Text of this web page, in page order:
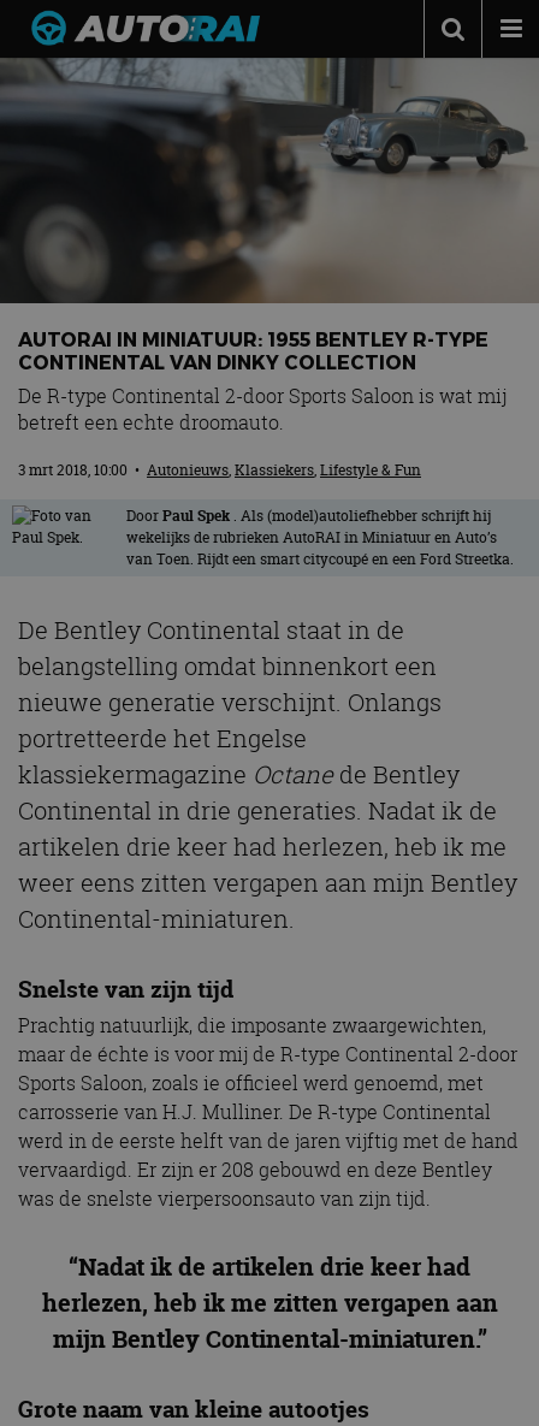
Autonieuws
Podcast
Automerken
Contact
MotorRAI.nl
AUTORAI IN MINIATUUR: 1955 BENTLEY R-TYPE
CONTINENTAL VAN DINKY COLLECTION
De R-type Continental 2-door Sports Saloon is wat mij
betreft een echte droomauto.
3 mrt 2018, 10:00 • Autonieuws,Klassiekers,Lifestyle & Fun
DoorPaul Spek . Als (model)autoliefhebber schrijft hij
wekelijks de rubrieken AutoRAI in Miniatuur en Auto’s
van Toen. Rijdt een smart citycoupé en een Ford Streetka.
De Bentley Continental staat in de
belangstelling omdat binnenkort een
nieuwe generatie verschijnt. Onlangs
portretteerde het Engelse
klassiekermagazine Octanede Bentley
Continental in drie generaties. Nadat ik de
artikelen drie keer had herlezen, heb ik me
weer eens zitten vergapen aan mijn Bentley
Continental-miniaturen.
Snelste van zijn tijd
Prachtig natuurlijk, die imposante zwaargewichten,
maar de échte is voor mij de R-type Continental 2-door
Sports Saloon, zoals ie officieel werd genoemd, met
carrosserie van H.J. Mulliner. De R-type Continental
werd in de eerste helft van de jaren vijftig met de hand
vervaardigd. Er zijn er 208 gebouwd en deze Bentley
was de snelste vierpersoonsauto van zijn tijd.
“Nadat ik de artikelen drie keer had
herlezen, heb ik me zitten vergapen aan
mijn Bentley Continental-miniaturen.”
Grote naam van kleine autootjes